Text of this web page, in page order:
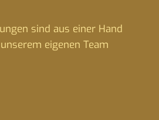
sind aus einer Hand
eigenen Team